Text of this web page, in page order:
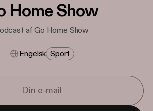
Home Show
af Go Home Show
Engelsk Sport